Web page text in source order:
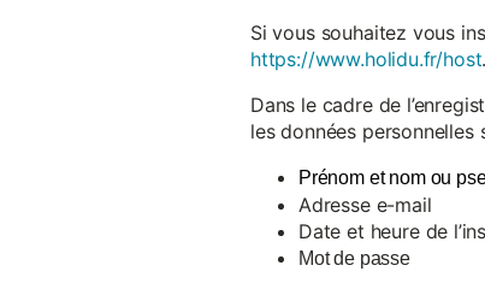
Si vous souhaitez vous
https://www.holidu.fr/host.
Dans le cadre de
les données personnelles
Prénom et nom ou
Adresse e-mail
Date et heure de
Mot de passe